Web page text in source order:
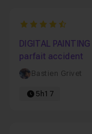
4.8775510204082
DIGITAL
parfait accident
Bastien Grivet
5h17